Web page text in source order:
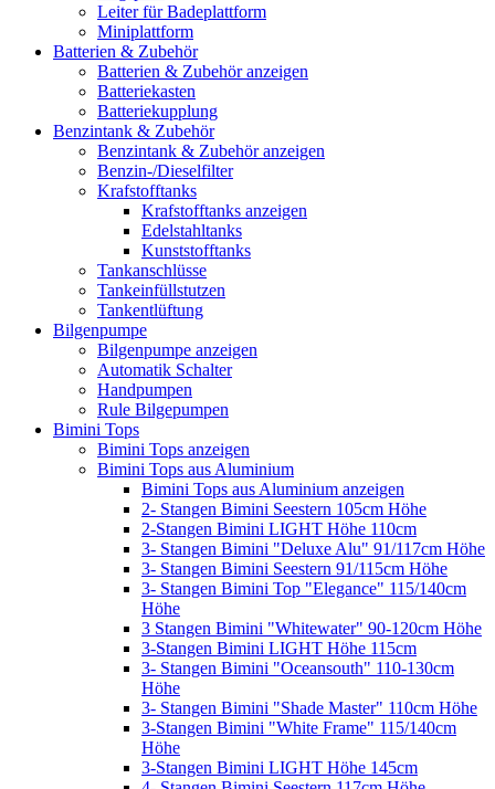
Leiter für Badeplattform
Miniplattform
Batterien & Zubehör
Batterien & Zubehör anzeigen
Batteriekasten
Batteriekupplung
Benzintank & Zubehör
Benzintank & Zubehör anzeigen
Benzin-/Dieselfilter
Krafstofftanks
Krafstofftanks anzeigen
Edelstahltanks
Kunststofftanks
Tankanschlüsse
Tankeinfüllstutzen
Tankentlüftung
Bilgenpumpe
Bilgenpumpe anzeigen
Automatik Schalter
Handpumpen
Rule Bilgepumpen
Bimini Tops
Bimini Tops anzeigen
Bimini Tops aus Aluminium
Bimini Tops aus Aluminium anzeigen
2- Stangen Bimini Seestern 105cm Höhe
2-Stangen Bimini LIGHT Höhe 110cm
3- Stangen Bimini "Deluxe Alu" 91/117cm Höhe
3- Stangen Bimini Seestern 91/115cm Höhe
3- Stangen Bimini Top "Elegance" 115/140cm
Höhe
3 Stangen Bimini "Whitewater" 90-120cm Höhe
3-Stangen Bimini LIGHT Höhe 115cm
3- Stangen Bimini "Oceansouth" 110-130cm
Höhe
3- Stangen Bimini "Shade Master" 110cm Höhe
3-Stangen Bimini "White Frame" 115/140cm
Höhe
3-Stangen Bimini LIGHT Höhe 145cm